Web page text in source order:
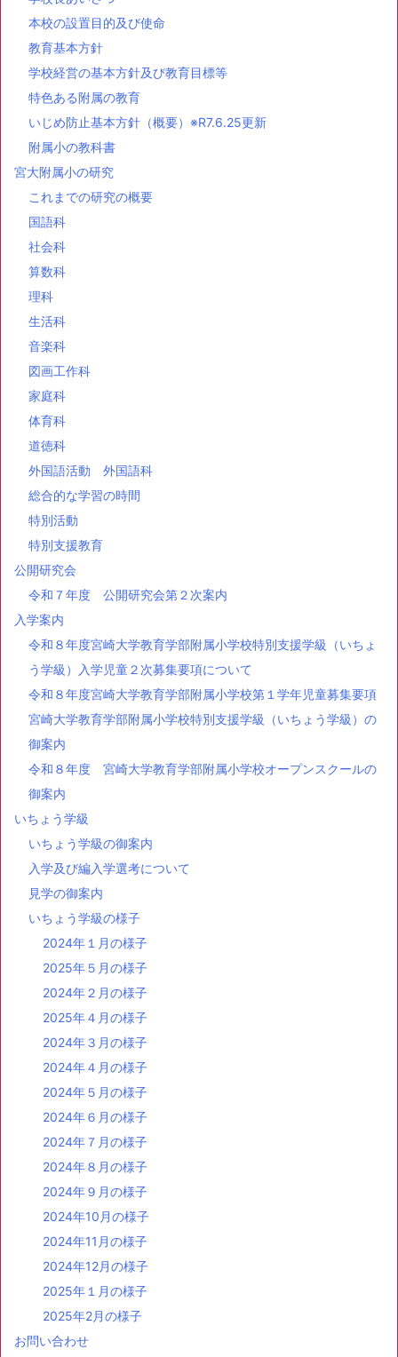
本校の設置目的及び使命
教育基本方針
学校経営の基本方針及び教育目標等
特色ある附属の教育
いじめ防止基本方針（概要）※R7.6.25更新
附属小の教科書
宮大附属小の研究
これまでの研究の概要
国語科
社会科
算数科
理科
生活科
音楽科
図画工作科
家庭科
体育科
道徳科
外国語活動 外国語科
総合的な学習の時間
特別活動
特別支援教育
公開研究会
令和７年度 公開研究会第２次案内
入学案内
令和８年度宮崎大学教育学部附属小学校特別支援学級（いちょ
う学級）入学児童２次募集要項について
令和８年度宮崎大学教育学部附属小学校第１学年児童募集要項
宮崎大学教育学部附属小学校特別支援学級（いちょう学級）の
御案内
令和８年度 宮崎大学教育学部附属小学校オープンスクールの
御案内
いちょう学級
いちょう学級の御案内
入学及び編入学選考について
見学の御案内
いちょう学級の様子
2024年１月の様子
2025年５月の様子
2024年２月の様子
2025年４月の様子
2024年３月の様子
2024年４月の様子
2024年５月の様子
2024年６月の様子
2024年７月の様子
2024年８月の様子
2024年９月の様子
2024年10月の様子
2024年11月の様子
2024年12月の様子
2025年１月の様子
2025年2月の様子
お問い合わせ